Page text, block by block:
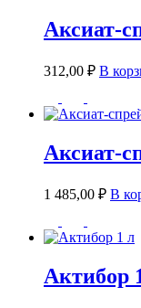
Аксиат-
312,00 ₽ В
Аксиат-
1 485,00 ₽ В
Актибор